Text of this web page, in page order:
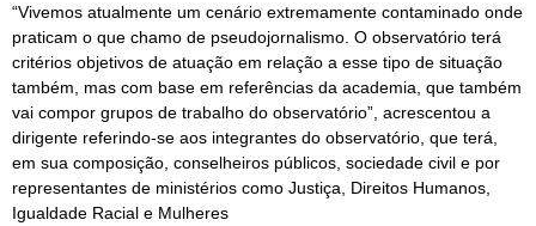
“Vivemos atualmente um cenário extremamente contaminado onde
praticam o que chamo de pseudojornalismo. O observatório terá
critérios objetivos de atuação em relação a esse tipo de situação
também, mas com base em referências da academia, que também
vai compor grupos de trabalho do observatório”, acrescentou a
dirigente referindo-se aos integrantes do observatório, que terá,
em sua composição, conselheiros públicos, sociedade civil e por
representantes de ministérios como Justiça, Direitos Humanos,
Igualdade Racial e Mulheres